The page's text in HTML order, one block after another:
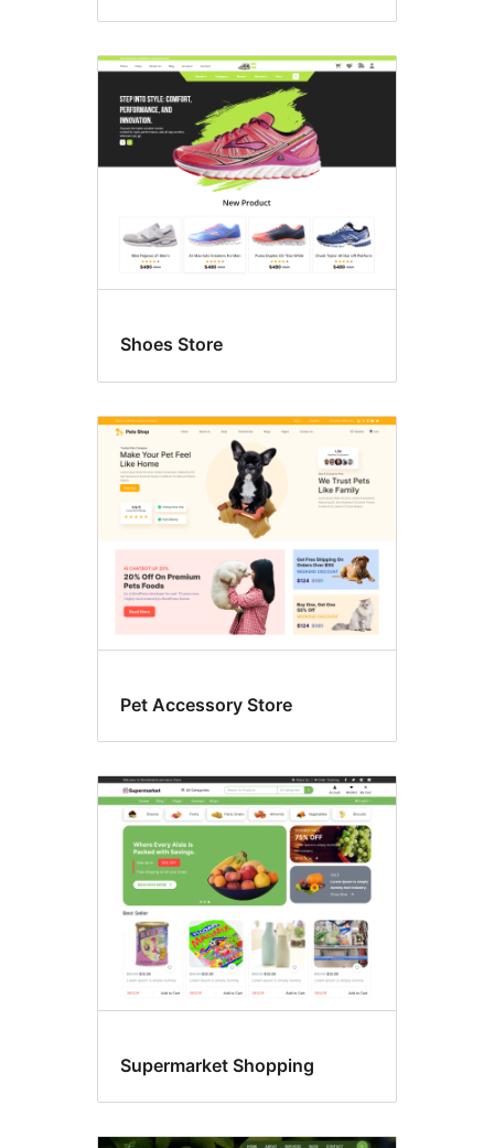
Shoes Store
Pet Accessory Store
Supermarket Shopping